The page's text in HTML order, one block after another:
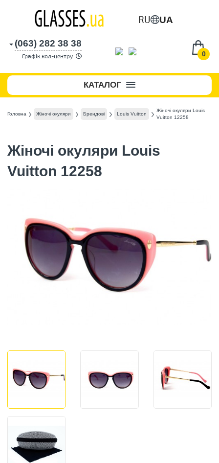
RU UA
0
(063) 282 38 38
Графік кол-центру
КАТАЛОГ
Головна Жіночі окуляри Брендові Louis Vuitton
Жіночі окуляри Louis
Vuitton 12258
Жіночі окуляри Louis
Vuitton 12258